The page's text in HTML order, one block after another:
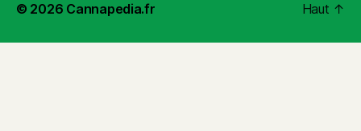
© 2026 Cannapedia.fr Haut ↑